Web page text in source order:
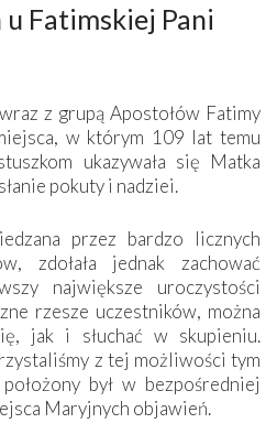
Fatimskiej Pani
z grupą Apostołów Fatimy
w którym 109 lat temu
ukazywała się Matka
pokuty i nadziei.
przez bardzo licznych
zdołała jednak zachować
największe uroczystości
rzesze uczestników, można
jak i słuchać w skupieniu.
z tej możliwości tym
był w bezpośredniej
Maryjnych objawień.